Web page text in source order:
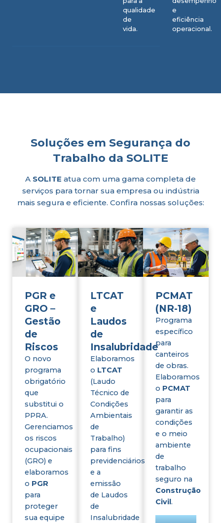
qualidade
de
vida.
e
eficiência
operacional.
Soluções em Segurança do
Trabalho da SOLITE
A SOLITE atua com uma gama completa de
serviços para tornar sua empresa ou indústria
mais segura e eficiente. Confira nossas soluções:
PGR e
GRO –
Gestão
de
Riscos
O novo
programa
obrigatório
que
substitui o
PPRA.
Gerenciamos
os riscos
ocupacionais
(GRO) e
elaboramos
o PGR
para
proteger
sua equipe
LTCAT
e
Laudos
de
Insalubridade
Elaboramos
o LTCAT
(Laudo
Técnico de
Condições
Ambientais
de
Trabalho)
para fins
previdenciários
e a
emissão
de Laudos
de
Insalubridade
PCMAT
(NR-18)
Programa
específico
para
canteiros
de obras.
Elaboramos
o PCMAT
para
garantir as
condições
e o meio
ambiente
de
trabalho
seguro na
Construção
Civil.